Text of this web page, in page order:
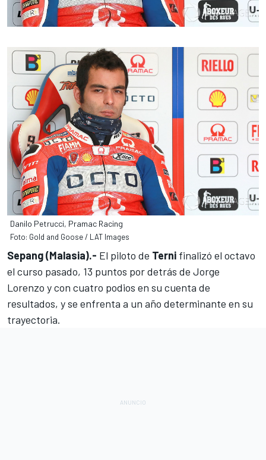
Danilo Petrucci, Pramac Racing
Foto: Gold and Goose / LAT Images
Sepang (Malasia).- El piloto de Terni finalizó el octavo
el curso pasado, 13 puntos por detrás de Jorge
Lorenzo y con cuatro podios en su cuenta de
resultados, y se enfrenta a un año determinante en su
trayectoria.